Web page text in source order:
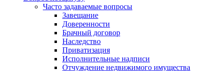
Часто задаваемые вопросы
Завещание
Доверенности
Брачный договор
Наследство
Приватизация
Исполнительные надписи
Отчуждение недвижимого имущества